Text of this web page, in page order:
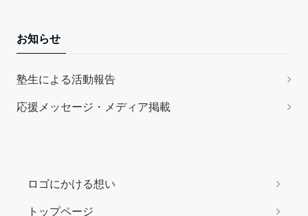
お知らせ
塾生による活動報告
応援メッセージ・メディア掲載
ロゴにかける想い
トップページ